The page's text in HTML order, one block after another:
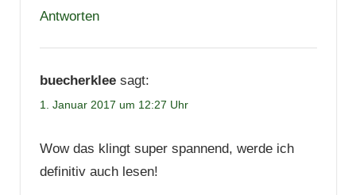
Antworten
buecherklee sagt:
1. Januar 2017 um 12:27 Uhr
Wow das klingt super spannend, werde ich
definitiv auch lesen!